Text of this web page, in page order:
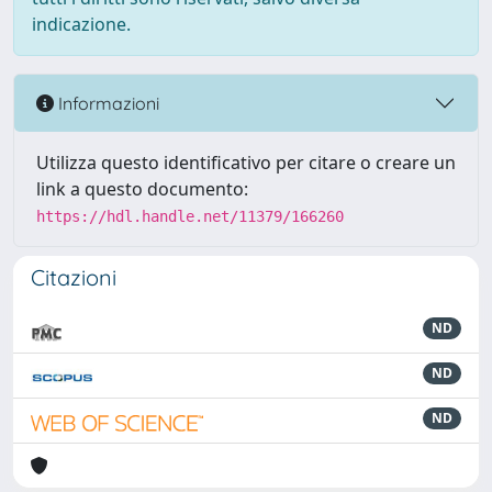
indicazione.
Informazioni
Utilizza questo identificativo per citare o creare un
link a questo documento:
https://hdl.handle.net/11379/166260
Citazioni
ND
ND
ND